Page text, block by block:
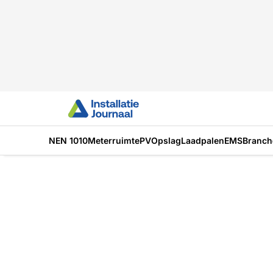
NEN 1010MeterruimtePVOpslagLaadpalenEMS